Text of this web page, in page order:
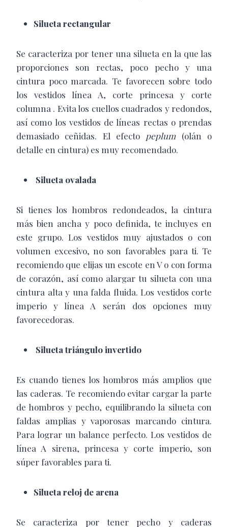
Silueta rectangular
Se caracteriza por tener una silueta en la que las
proporciones son rectas, poco pecho y una
cintura poco marcada. Te favorecen sobre todo
los vestidos línea A, corte princesa y corte
columna . Evita los cuellos cuadrados y redondos,
así como los vestidos de líneas rectas o prendas
demasiado ceñidas. El efecto peplum(olán o
detalle en cintura) es muy recomendado.
Silueta ovalada
Si tienes los hombros redondeados, la cintura
más bien ancha y poco definida, te incluyes en
este grupo. Los vestidos muy ajustados o con
volumen excesivo, no son favorables para ti. Te
recomiendo que elijas un escote en V o con forma
de corazón, así como alargar tu silueta con una
cintura alta y una falda fluida. Los vestidos corte
imperio y línea A serán dos opciones muy
favorecedoras.
Silueta triángulo invertido
Es cuando tienes los hombros más amplios que
las caderas. Te recomiendo evitar cargar la parte
de hombros y pecho, equilibrando la silueta con
faldas amplias y vaporosas marcando cintura.
Para lograr un balance perfecto. Los vestidos de
línea A sirena, princesa y corte imperio, son
súper favorables para ti.
Silueta reloj de arena
Se caracteriza por tener pecho y caderas